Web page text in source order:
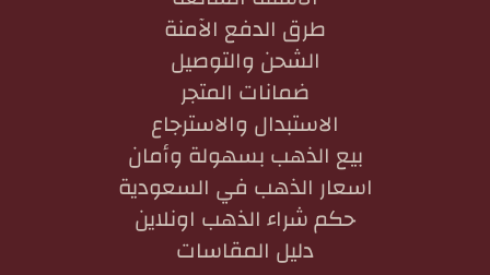
طرق الدفع الآمنة
الشحن والتوصيل
ضمانات المتجر
الاستبدال والاسترجاع
بيع الذهب بسهولة وأمان
اسعار الذهب في السعودية
حكم شراء الذهب اونلاين
دليل المقاسات